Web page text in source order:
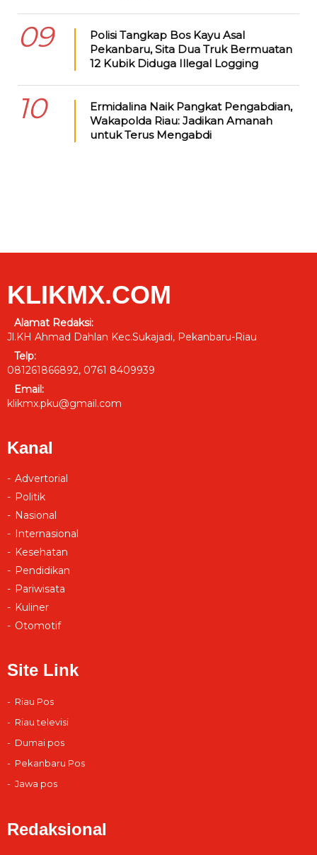
09
Polisi Tangkap Bos Kayu Asal
Pekanbaru, Sita Dua Truk Bermuatan
12 Kubik Diduga Illegal Logging
10
Ermidalina Naik Pangkat Pengabdian,
Wakapolda Riau: Jadikan Amanah
untuk Terus Mengabdi
KLIKMX.COM
Alamat Redaksi:
Jl.KH Ahmad Dahlan Kec.Sukajadi, Pekanbaru-Riau
Telp:
081261866892, 0761 8409939
Email:
klikmx.pku@gmail.com
Kanal
Advertorial
Politik
Nasional
Internasional
Kesehatan
Pendidikan
Pariwisata
Kuliner
Otomotif
Site Link
Riau Pos
Riau televisi
Dumai pos
Pekanbaru Pos
Jawa pos
Redaksional